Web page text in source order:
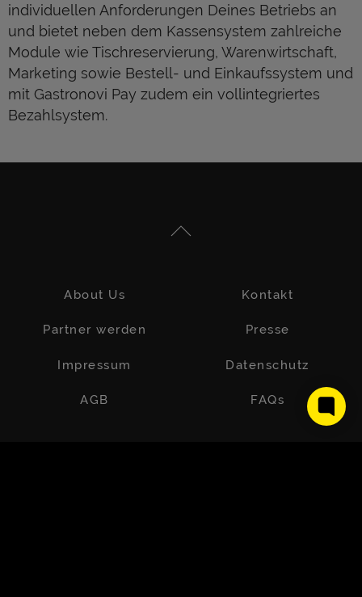
individuellen Anforderungen Deines Betriebs an
und bietet neben dem Kassensystem zahlreiche
Module wie Tischreservierung, Warenwirtschaft,
Marketing sowie Bestell- und Einkaufssystem und
mit Gastronovi Pay zudem ein vollintegriertes
Bezahlsystem.
About Us Kontakt
Partner werden Presse
Impressum Datenschutz
AGB FAQs